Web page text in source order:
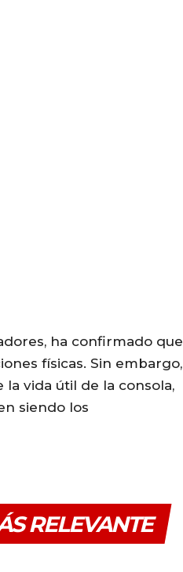
ha confirmado que
físicas. Sin embargo,
vida útil de la consola,
siendo los
RELEVANTE